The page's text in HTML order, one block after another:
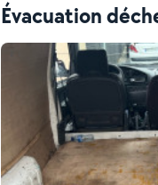
Évacuation